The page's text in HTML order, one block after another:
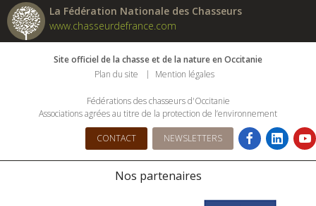
La Fédération Nationale des Chasseurs
www.chasseurdefrance.com
Site officiel de la chasse et de la nature en Occitanie
Plan du site
Mention légales
Fédérations des chasseurs d'Occitanie
Associations agrées au titre de la protection de l’environnement
CONTACT NEWSLETTERS
Nos partenaires